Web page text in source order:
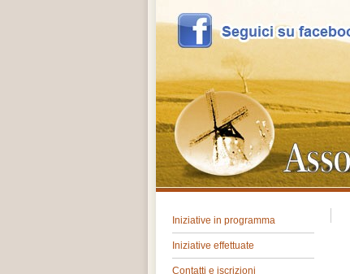
Iniziative in programma
Iniziative effettuate
Contatti e iscrizioni